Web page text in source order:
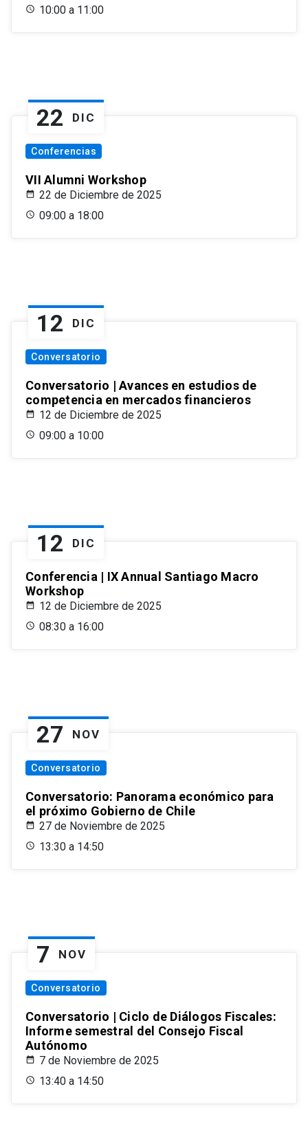
10:00 a 11:00
22 DIC
Conferencias
VII Alumni Workshop
22 de Diciembre de 2025
09:00 a 18:00
12 DIC
Conversatorio
Conversatorio | Avances en estudios de
competencia en mercados financieros
12 de Diciembre de 2025
09:00 a 10:00
12 DIC
Conferencia | IX Annual Santiago Macro
Workshop
12 de Diciembre de 2025
08:30 a 16:00
27 NOV
Conversatorio
Conversatorio: Panorama económico para
el próximo Gobierno de Chile
27 de Noviembre de 2025
13:30 a 14:50
7 NOV
Conversatorio
Conversatorio | Ciclo de Diálogos Fiscales:
Informe semestral del Consejo Fiscal
Autónomo
7 de Noviembre de 2025
13:40 a 14:50